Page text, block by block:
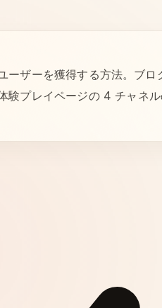
ーザーを獲得する方法。ブ
験プレイページの 4 チャネ